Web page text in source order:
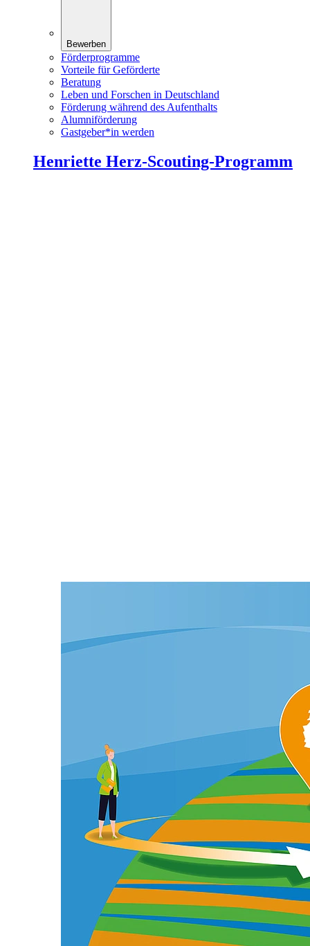
Bewerben
Förderprogramme
Vorteile für Geförderte
Beratung
Leben und Forschen in Deutschland
Förderung während des Aufenthalts
Alumniförderung
Gastgeber*in werden
Henriette Herz-Scouting-Programm